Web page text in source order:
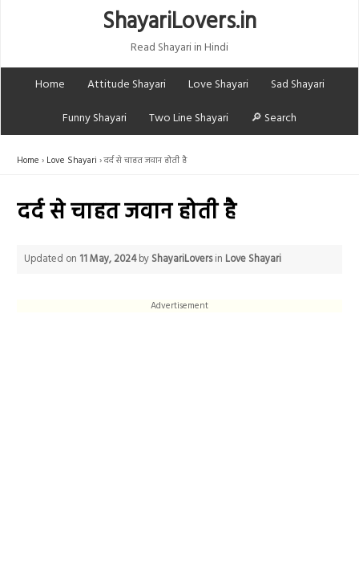
ShayariLovers.in
Read Shayari in Hindi
Home
Attitude Shayari Love Shayari
Sad Shayari
Funny Shayari
Two Line Shayari 🔎 Search
Home Love Shayari दर्द से चाहत जवान होती है
दर्द से चाहत जवान होती है
Updated on 11 May, 2024by ShayariLoversin Love Shayari
Advertisement